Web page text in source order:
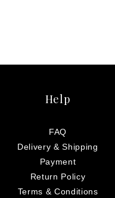
Help
FAQ
Delivery & Shipping
Payment
Return Policy
Terms & Conditions